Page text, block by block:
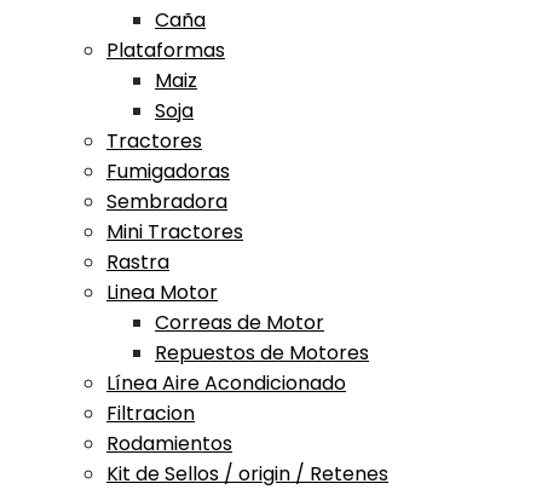
Caña
Plataformas
Maiz
Soja
Tractores
Fumigadoras
Sembradora
Mini Tractores
Rastra
Linea Motor
Correas de Motor
Repuestos de Motores
Línea Aire Acondicionado
Filtracion
Rodamientos
Kit de Sellos / origin / Retenes